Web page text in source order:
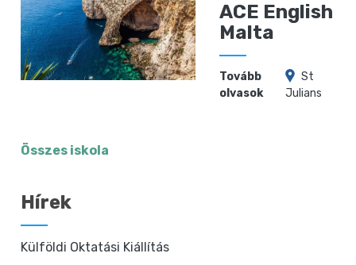
ACE English
Malta
Tovább
olvasok
St
Julians
Összes iskola
Hírek
Külföldi Oktatási Kiállítás